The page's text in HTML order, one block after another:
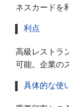
ネスカードを
利点
高級レストラ
可能。企業の
具体的な使